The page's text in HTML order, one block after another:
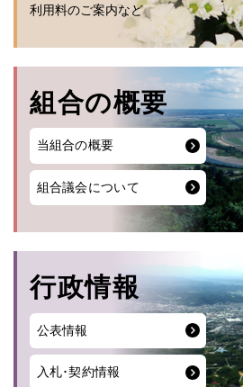
利用料のご案内など
組合の概要
当組合の概要
組合議会について
行政情報
公表情報
入札･契約情報